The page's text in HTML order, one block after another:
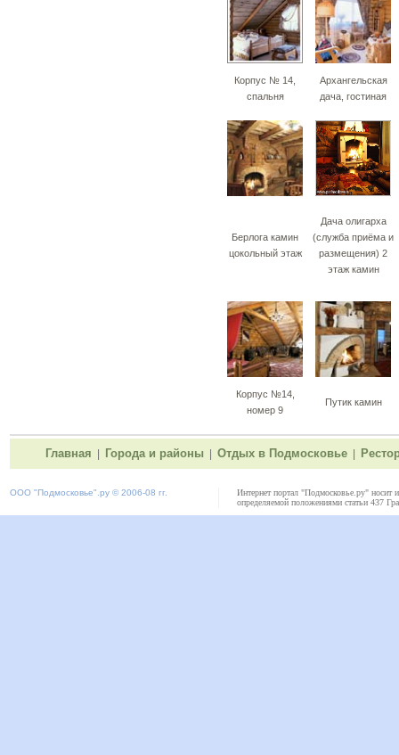
Корпус № 14,
спальня
Архангельская
дача, гостиная
Берлога камин
цокольный этаж
Дача олигарха
(служба приёма и
размещения) 2
этаж камин
Корпус №14,
номер 9
Путик камин
Главная Города и районы Отдых в Подмосковье
ООО "Подмосковье" .ру © 2006-08 гг.
Интернет портал "Подмосковье.ру" носит
определяемой положениями статьи 437